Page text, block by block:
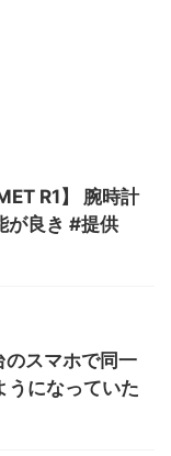
R1】 腕時計
が良き #提供
スマホで同一
うになっていた